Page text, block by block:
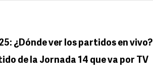
¿Dónde ver los partidos en vivo?
de la Jornada 14 que va por TV